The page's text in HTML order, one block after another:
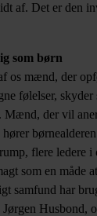
af. Det er den
som børn
os mænd, der
følelser, skyder
Mænd, der vil
flere ledere i
som en måde
samfund har
Husbond,